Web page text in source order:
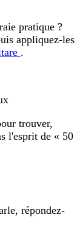
pratique ?
appliquez-les
.
trouver,
l'esprit de « 50
répondez-